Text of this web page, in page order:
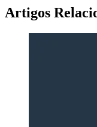
Artigos